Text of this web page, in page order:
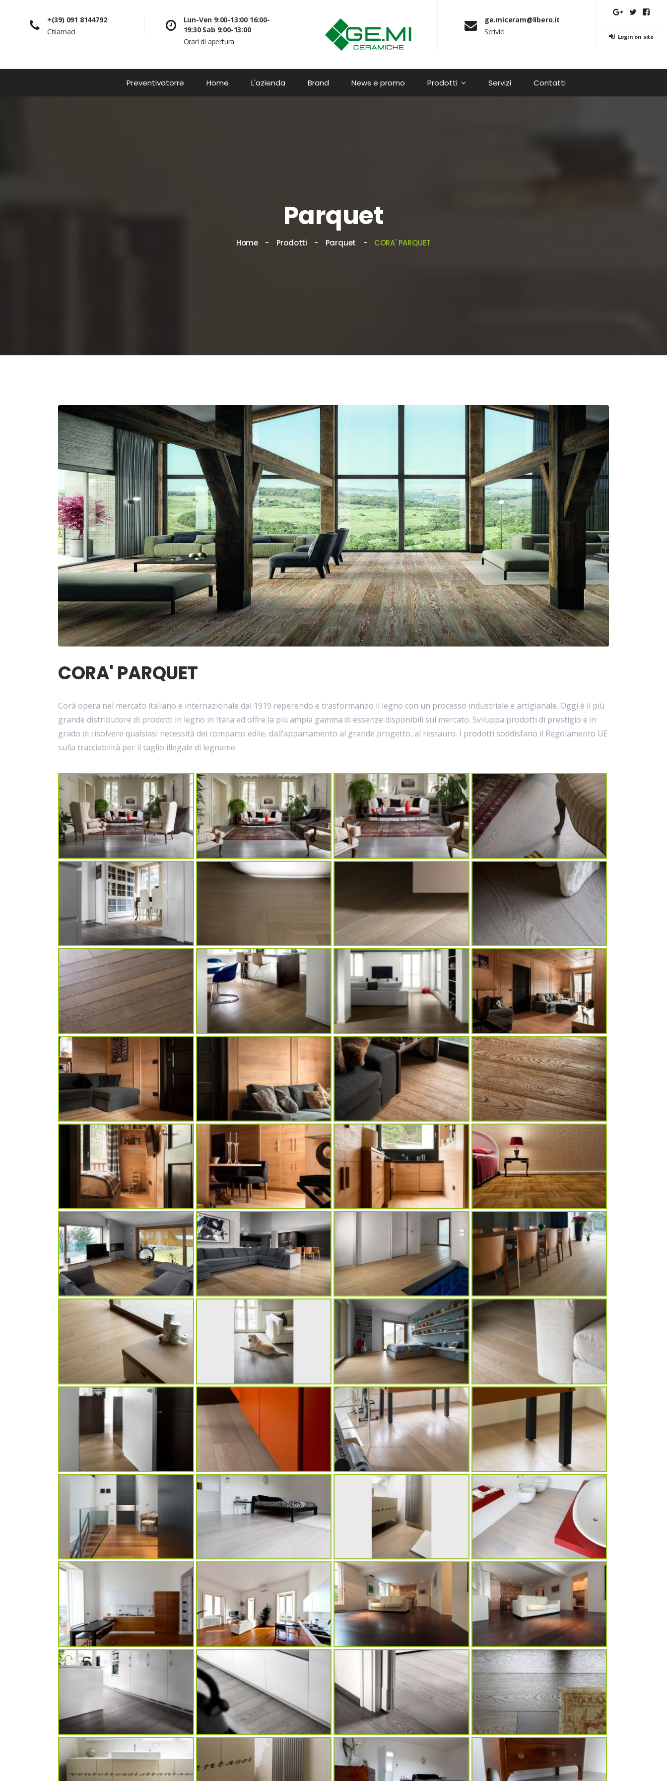
+(39) 091 8144792
Chiamaci
Lun-Ven 9:00-13:00 16:00-
19:30 Sab 9:00-13:00
Orari di apertura
ge.miceram@libero.it
Scrivici
Login on site
Preventivatorre Home L'azienda Brand News e promo Prodotti Servizi Contatti
Parquet
Home Prodotti Parquet CORA' PARQUET
CORA' PARQUET
Corà opera nel mercato italiano e internazionale dal 1919 reperendo e trasformando il legno con un processo industriale e artigianale. Oggi è il più
grande distributore di prodotti in legno in Italia ed offre la più ampia gamma di essenze disponibili sul mercato. Sviluppa prodotti di prestigio e in
grado di risolvere qualsiasi necessità del comparto edile, dall’appartamento al grande progetto, al restauro. I prodotti soddisfano il Regolamento UE
sulla tracciabilità per il taglio illegale di legname.